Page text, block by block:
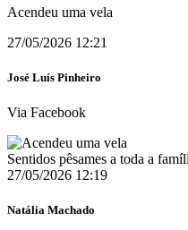
Acendeu uma vela
27/05/2026 12:21
José Luís Pinheiro
Via Facebook
Sentidos pêsames a toda a
27/05/2026 12:19
Natália Machado